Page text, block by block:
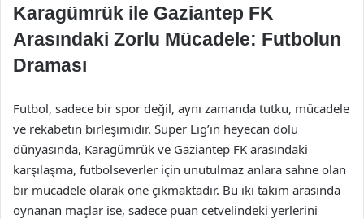
Karagümrük ile Gaziantep FK
Arasındaki Zorlu Mücadele: Futbolun
Draması
Futbol, sadece bir spor değil, aynı zamanda tutku, mücadele
ve rekabetin birleşimidir. Süper Lig’in heyecan dolu
dünyasında, Karagümrük ve Gaziantep FK arasındaki
karşılaşma, futbolseverler için unutulmaz anlara sahne olan
bir mücadele olarak öne çıkmaktadır. Bu iki takım arasında
oynanan maçlar ise, sadece puan cetvelindeki yerlerini